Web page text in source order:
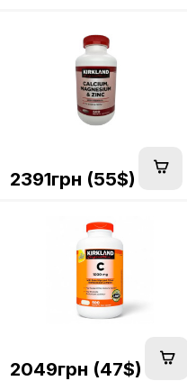
2391грн (55$)
2049грн (47$)